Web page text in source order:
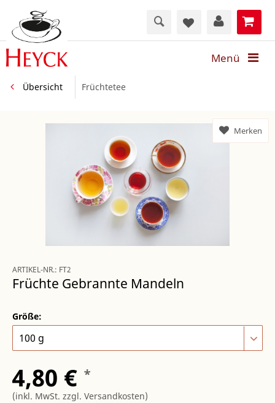
Menü
Übersicht Früchtetee
ARTIKEL-NR.: FT2
Früchte Gebrannte Mandeln
Größe:
4,80 € *
(inkl. MwSt. zzgl. Versandkosten)
Merken